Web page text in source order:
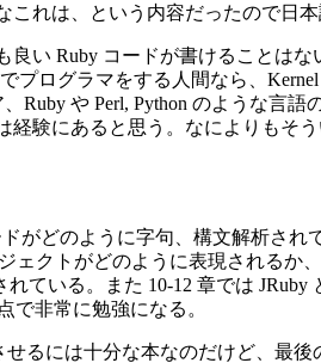
れは、という内容だったので日
い Ruby コードが書けることは
プログラマをする人間なら、
、Ruby や Perl, Python のような言
験にあると思う。なによりもそ
がどのように字句、構文解析され
ェクトがどのように表現されるか
ている。また 10-12 章では JRuby
で非常に勉強になる。
るには十分な本なのだけど、最後